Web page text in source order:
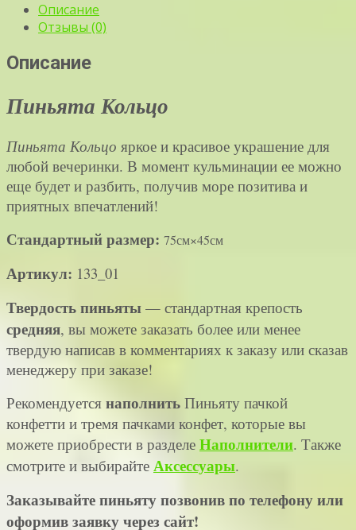
Описание
Отзывы (0)
Описание
Пиньята Кольцо
Пиньята Кольцо яркое и красивое украшение для
любой вечеринки. В момент кульминации ее можно
еще будет и разбить, получив море позитива и
приятных впечатлений!
Стандартный размер: 75см×45см
Артикул: 133_01
Твердость пиньяты — стандартная крепость
средняя, вы можете заказать более или менее
твердую написав в комментариях к заказу или сказав
менеджеру при заказе!
Рекомендуется наполнить Пиньяту пачкой
конфетти и тремя пачками конфет, которые вы
можете приобрести в разделе Наполнители. Также
смотрите и выбирайте Аксессуары.
Заказывайте пиньяту позвонив по телефону или
оформив заявку через сайт!